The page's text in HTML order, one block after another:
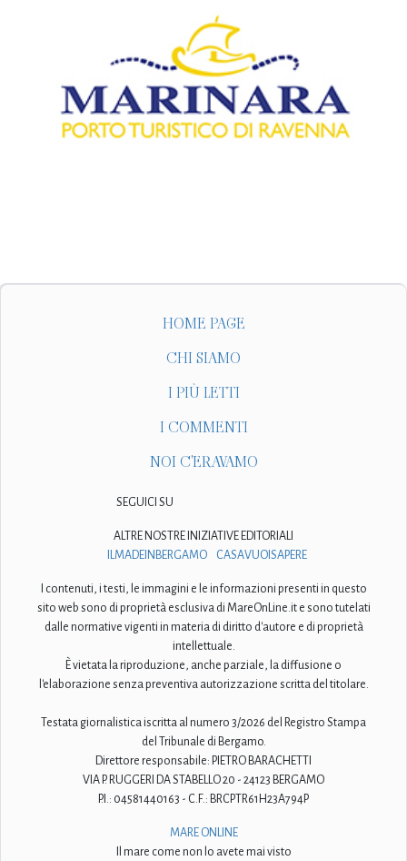
HOME PAGE
CHI SIAMO
I PIÙ LETTI
I COMMENTI
NOI C'ERAVAMO
SEGUICI SU
ALTRE NOSTRE INIZIATIVE EDITORIALI
ILMADEINBERGAMO
CASAVUOISAPERE
I contenuti, i testi, le immagini e le informazioni presenti in questo
sito web sono di proprietà esclusiva di MareOnLine.it e sono tutelati
dalle normative vigenti in materia di diritto d'autore e di proprietà
intellettuale.
È vietata la riproduzione, anche parziale, la diffusione o
l'elaborazione senza preventiva autorizzazione scritta del titolare.
Testata giornalistica iscritta al numero 3/2026 del Registro Stampa
del Tribunale di Bergamo.
Direttore responsabile: PIETRO BARACHETTI
VIA P. RUGGERI DA STABELLO 20 - 24123 BERGAMO
P.I.: 04581440163 - C.F.: BRCPTR61H23A794P
MARE ONLINE
Il mare come non lo avete mai visto